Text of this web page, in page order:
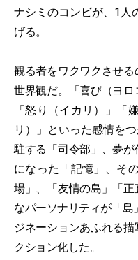
ナシミのコンビが、1人
げる。
観る者をワクワクさせ
世界観だ。「喜び（ヨロ
「怒り（イカリ）」「
リ）」といった感情を
駐する「司令部」、夢
になった「記憶」、そ
場」、「友情の島」「
なパーソナリティが「
ジネーションあふれる
クション化した。